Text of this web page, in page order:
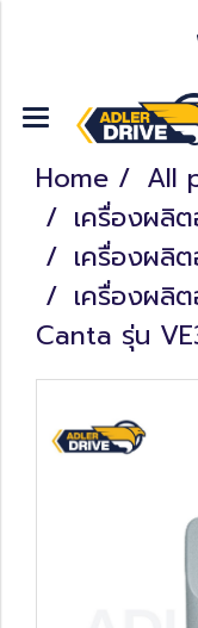
Home
All
เครื่องผลิ
เครื่องผลิ
เครื่องผลิ
Canta รุ่น